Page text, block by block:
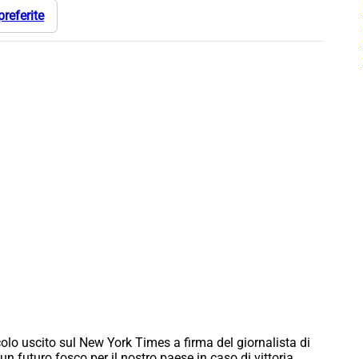
uscito sul New York Times a firma del giornalista di